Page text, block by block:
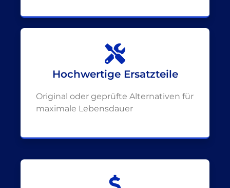
Hochwertige Ersatzteile
Original oder geprüfte Alternativen für
maximale Lebensdauer